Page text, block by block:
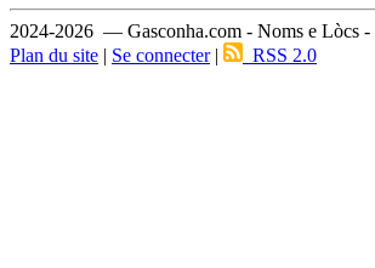
2024-2026 — Gasconha.com - Noms e Lòcs -
Plan du site | Se connecter| RSS 2.0